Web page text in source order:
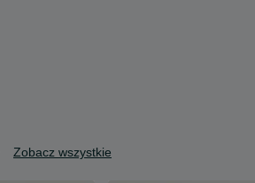
Zobacz wszystkie